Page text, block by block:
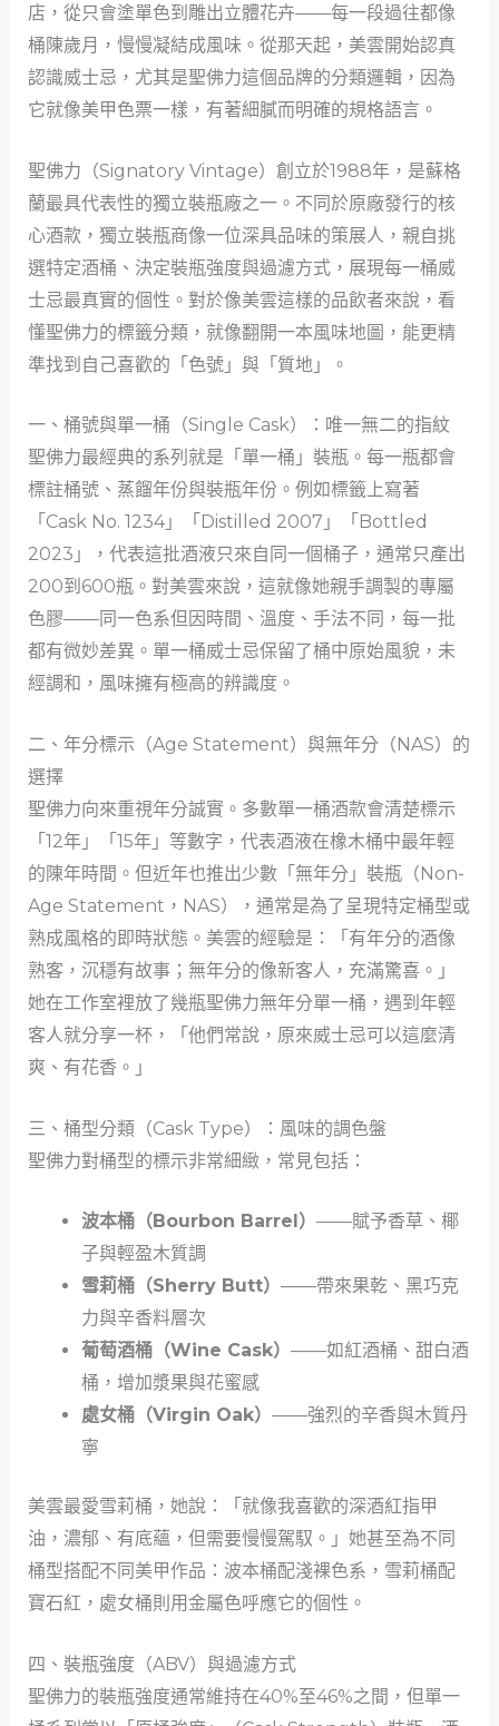
店，從只會塗單色到雕出立體花卉——每一段過往都像
桶陳歲月，慢慢凝結成風味。從那天起，美雲開始認真
認識威士忌，尤其是聖佛力這個品牌的分類邏輯，因為
它就像美甲色票一樣，有著細膩而明確的規格語言。
聖佛力（Signatory Vintage）創立於1988年，是蘇格
蘭最具代表性的獨立裝瓶廠之一。不同於原廠發行的核
心酒款，獨立裝瓶商像一位深具品味的策展人，親自挑
選特定酒桶、決定裝瓶強度與過濾方式，展現每一桶威
士忌最真實的個性。對於像美雲這樣的品飲者來說，看
懂聖佛力的標籤分類，就像翻開一本風味地圖，能更精
準找到自己喜歡的「色號」與「質地」。
一、桶號與單一桶（Single Cask）：唯一無二的指紋
聖佛力最經典的系列就是「單一桶」裝瓶。每一瓶都會
標註桶號、蒸餾年份與裝瓶年份。例如標籤上寫著
「Cask No. 1234」「Distilled 2007」「Bottled
2023」，代表這批酒液只來自同一個桶子，通常只產出
200到600瓶。對美雲來說，這就像她親手調製的專屬
色膠——同一色系但因時間、溫度、手法不同，每一批
都有微妙差異。單一桶威士忌保留了桶中原始風貌，未
經調和，風味擁有極高的辨識度。
二、年分標示（Age Statement）與無年分（NAS）的
選擇
聖佛力向來重視年分誠實。多數單一桶酒款會清楚標示
「12年」「15年」等數字，代表酒液在橡木桶中最年輕
的陳年時間。但近年也推出少數「無年分」裝瓶（Non-
Age Statement，NAS），通常是為了呈現特定桶型或
熟成風格的即時狀態。美雲的經驗是：「有年分的酒像
熟客，沉穩有故事；無年分的像新客人，充滿驚喜。」
她在工作室裡放了幾瓶聖佛力無年分單一桶，遇到年輕
客人就分享一杯，「他們常說，原來威士忌可以這麼清
爽、有花香。」
三、桶型分類（Cask Type）：風味的調色盤
聖佛力對桶型的標示非常細緻，常見包括：
波本桶（Bourbon Barrel） ——賦予香草、椰
子與輕盈木質調
雪莉桶（Sherry Butt） ——帶來果乾、黑巧克
力與辛香料層次
葡萄酒桶（Wine Cask） ——如紅酒桶、甜白酒
桶，增加漿果與花蜜感
處女桶（Virgin Oak） ——強烈的辛香與木質丹
寧
美雲最愛雪莉桶，她說：「就像我喜歡的深酒紅指甲
油，濃郁、有底蘊，但需要慢慢駕馭。」她甚至為不同
桶型搭配不同美甲作品：波本桶配淺裸色系，雪莉桶配
寶石紅，處女桶則用金屬色呼應它的個性。
四、裝瓶強度（ABV）與過濾方式
聖佛力的裝瓶強度通常維持在40%至46%之間，但單一